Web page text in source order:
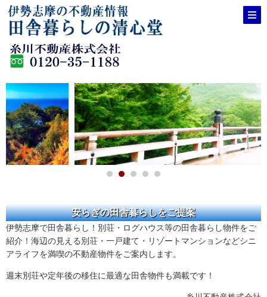
安らぎの田舎暮らしをご提案
伊勢志摩で田舎暮らし！別荘・ログハウス等の田舎暮らし物件をご
紹介！海辺の見える別荘・一戸建て・リゾートマンションなどシニ
アライフを満喫の不動産物件をご案内します。
週末別荘や定年後の移住に最適な田舎物件も満載です！